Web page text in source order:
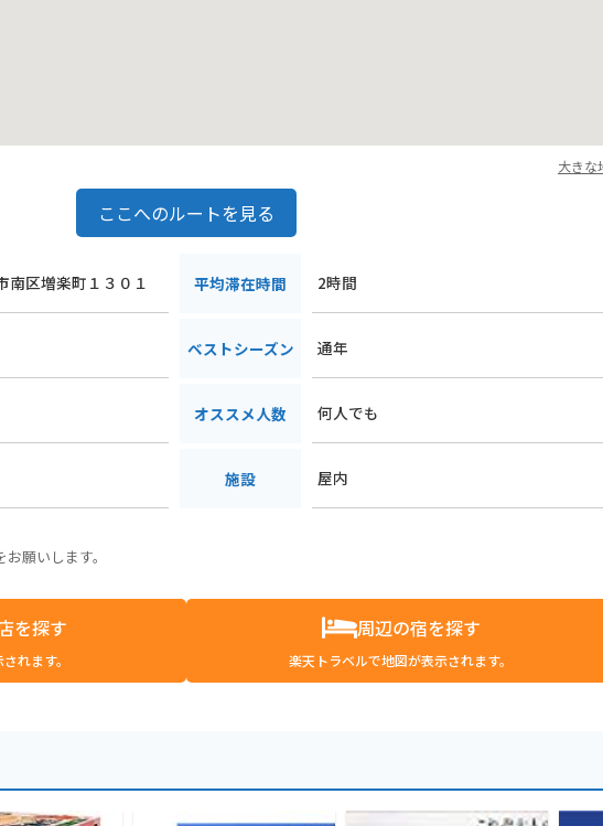
大きな
ここへのルートを見る
南区増楽町１３０１ 平均滞在時間 2時間
ベストシーズン 通年
オススメ人数 何人でも
施設 屋内
願いします。
を探す
れます。
周辺の宿を探す
楽天トラベルで地図が表示されます。